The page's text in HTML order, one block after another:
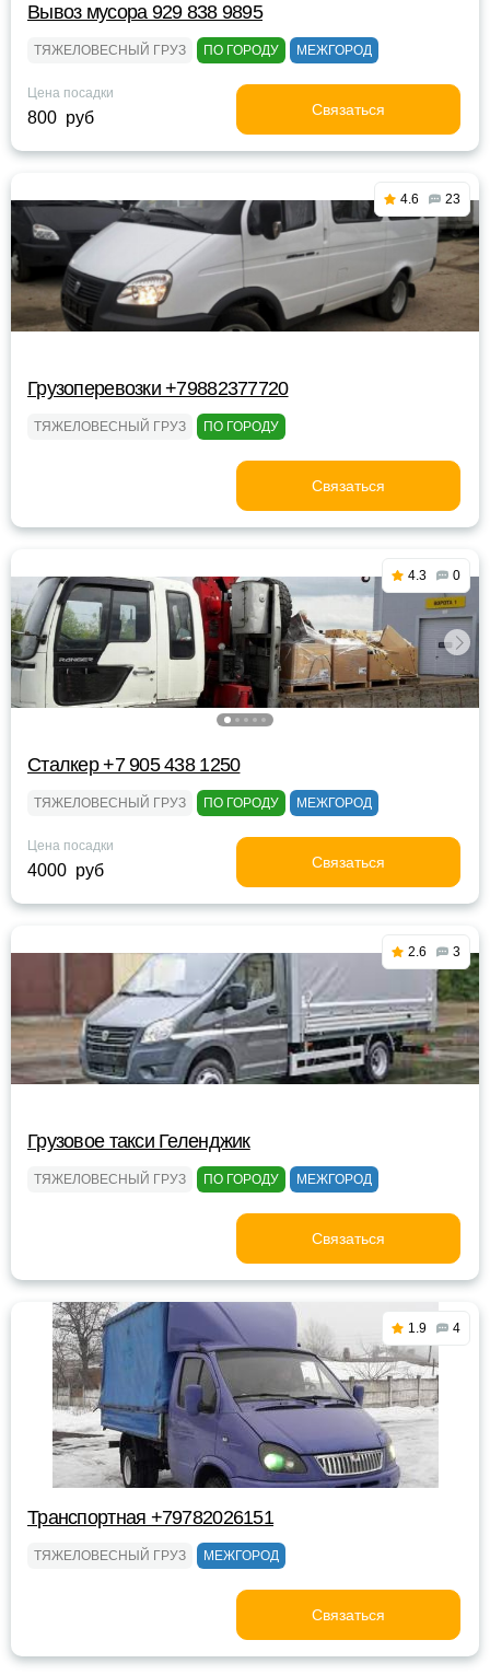
Вывоз мусора 929 838 9895
ТЯЖЕЛОВЕСНЫЙ ГРУЗ ПО ГОРОДУ МЕЖГОРОД
Цена посадки
800 руб Связаться
4.6 23
Грузоперевозки +79882377720
ТЯЖЕЛОВЕСНЫЙ ГРУЗ ПО ГОРОДУ
Связаться
4.3 0
Сталкер +7 905 438 1250
ТЯЖЕЛОВЕСНЫЙ ГРУЗ ПО ГОРОДУ МЕЖГОРОД
Цена посадки
4000 руб Связаться
2.6 3
Грузовое такси Геленджик
ТЯЖЕЛОВЕСНЫЙ ГРУЗ ПО ГОРОДУ МЕЖГОРОД
Связаться
1.9 4
Транспортная +79782026151
ТЯЖЕЛОВЕСНЫЙ ГРУЗ МЕЖГОРОД
Связаться